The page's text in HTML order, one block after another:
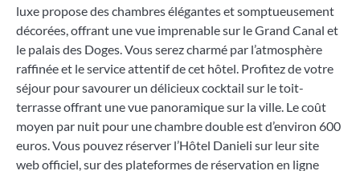
luxe propose des chambres élégantes et somptueusement
décorées, offrant une vue imprenable sur le Grand Canal et
le palais des Doges. Vous serez charmé par l’atmosphère
raffinée et le service attentif de cet hôtel. Profitez de votre
séjour pour savourer un délicieux cocktail sur le toit-
terrasse offrant une vue panoramique sur la ville. Le coût
moyen par nuit pour une chambre double est d’environ 600
euros. Vous pouvez réserver l’Hôtel Danieli sur leur site
web officiel, sur des plateformes de réservation en ligne